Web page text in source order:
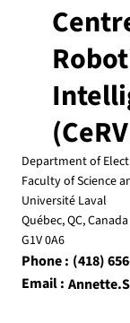
by
Department of
Faculty of Science
Université Laval
Québec, QC, Canada
G1V 0A6
Phone : (418)
Email :